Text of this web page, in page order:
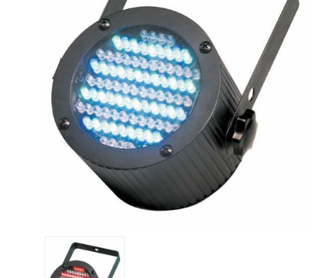
Diamants
Pieds D'enceintes
Selecteurs Audio Vidéo
Amplificateurs
Amplificateurs Multi-Canaux
Casques Stéréo
Compresseurs , Limiteurs , Noise Gate
Egaliseur Egaliseurs